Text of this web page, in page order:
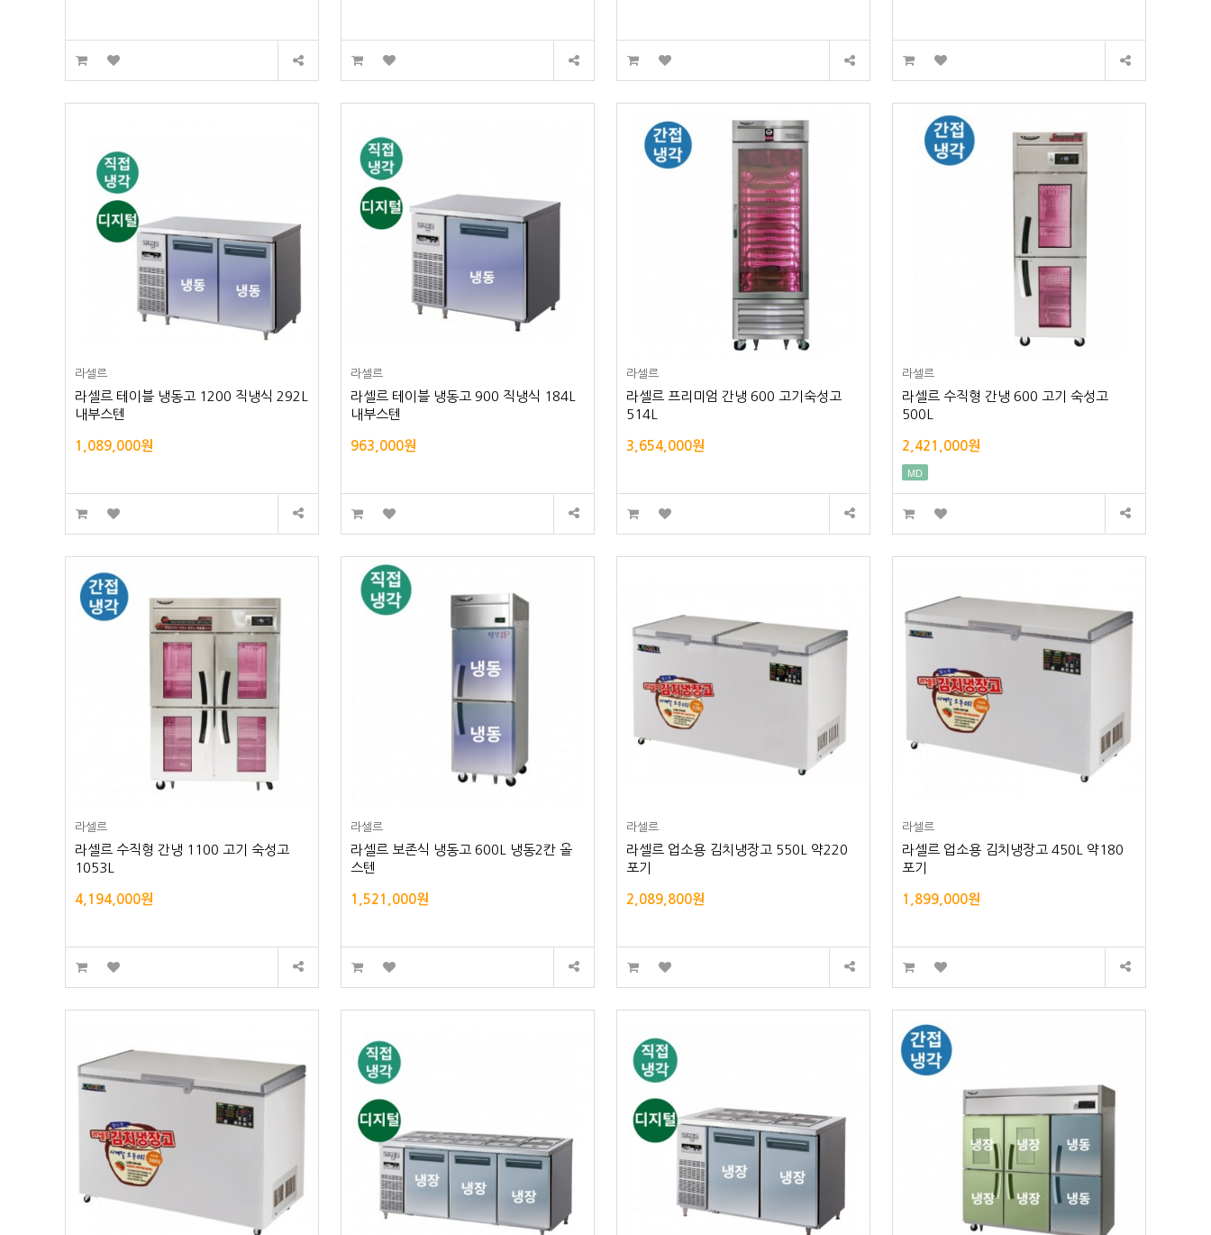
라셀르
라셀르 테이블 냉동고 1200 직냉식 292L
내부스텐
1,089,000원
라셀르
라셀르 테이블 냉동고 900 직냉식 184L
내부스텐
963,000원
라셀르
라셀르 프리미엄 간냉 600 고기숙성고
514L
3,654,000원
라셀르
라셀르 수직형 간냉 600 고기 숙성고
500L
2,421,000원
MD
라셀르
라셀르 수직형 간냉 1100 고기 숙성고
1053L
4,194,000원
라셀르
라셀르 보존식 냉동고 600L 냉동2칸 올
스텐
1,521,000원
라셀르
라셀르 업소용 김치냉장고 550L 약220
포기
2,089,800원
라셀르
라셀르 업소용 김치냉장고 450L 약180
포기
1,899,000원